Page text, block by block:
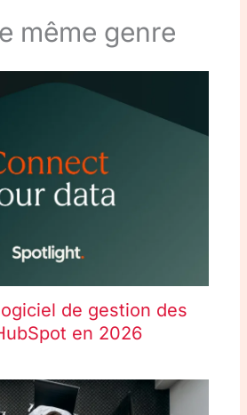
même genre
de gestion des
en 2026